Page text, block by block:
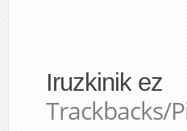
Iruzkinik ez
Trackbacks/